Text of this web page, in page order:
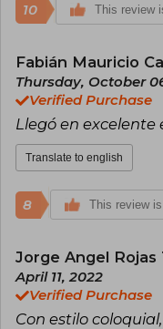
10 This review
Fabián Mauricio
Thursday, October
Verified Purchase
Llegó en excelente
Translate to english
8 This review is
Jorge Angel Rojas
April 11, 2022
Verified Purchase
Con estilo